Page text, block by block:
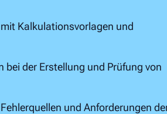
Kalkulationsvorlagen und
bei der Erstellung und Prüfung von
und Anforderungen